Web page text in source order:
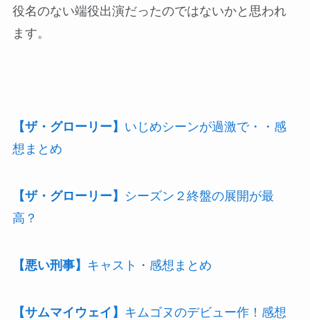
役名のない端役出演だったのではないかと思われ
ます。
【ザ・グローリー】 いじめシーンが過激で・・感
想まとめ
【ザ・グローリー】
シーズン２終盤の展開が最
高？
【悪い刑事】 キャスト・感想まとめ
【サムマイウェイ】 キムゴヌのデビュー作！感想